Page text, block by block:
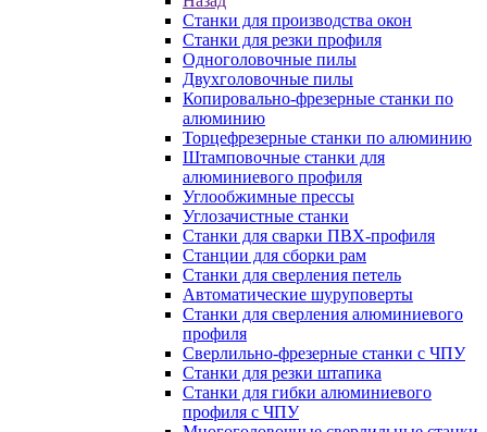
Станки для производства окон
Станки для резки профиля
Одноголовочные пилы
Двухголовочные пилы
Копировально-фрезерные станки по
алюминию
Торцефрезерные станки по алюминию
Штамповочные станки для
алюминиевого профиля
Углообжимные прессы
Углозачистные станки
Станки для сварки ПВХ-профиля
Станции для сборки рам
Станки для сверления петель
Автоматические шуруповерты
Станки для сверления алюминиевого
профиля
Сверлильно-фрезерные станки с ЧПУ
Станки для резки штапика
Станки для гибки алюминиевого
профиля с ЧПУ